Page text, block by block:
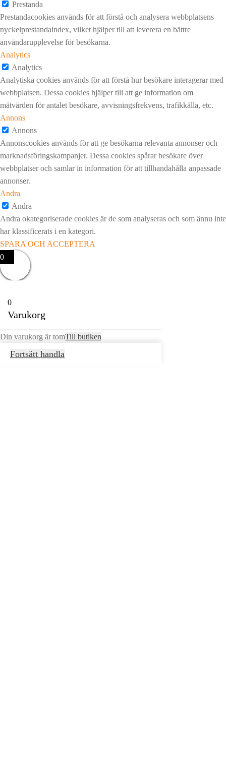
Prestanda
Prestandacookies används för att förstå och analysera webbplatsens
nyckelprestandaindex, vilket hjälper till att leverera en bättre
användarupplevelse för besökarna.
Analytics
Analytics
Analytiska cookies används för att förstå hur besökare interagerar med
webbplatsen. Dessa cookies hjälper till att ge information om
mätvärden för antalet besökare, avvisningsfrekvens, trafikkälla, etc.
Annons
Annons
Annonscookies används för att ge besökarna relevanta annonser och
marknadsföringskampanjer. Dessa cookies spårar besökare över
webbplatser och samlar in information för att tillhandahålla anpassade
annonser.
Andra
Andra
Andra okategoriserade cookies är de som analyseras och som ännu inte
har klassificerats i en kategori.
SPARA OCH ACCEPTERA
0
Varukorg